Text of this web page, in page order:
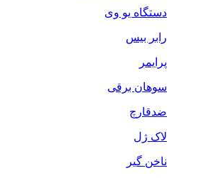
دستگاه یو وی
رابر بیس
پرایمر
سوهان برقی
ضدقارچ
لاک ژل
ناخن گیر